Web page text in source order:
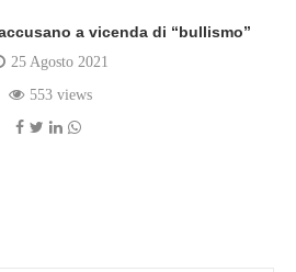
a vicenda di “bullismo”
25 Agosto 2021
553 views